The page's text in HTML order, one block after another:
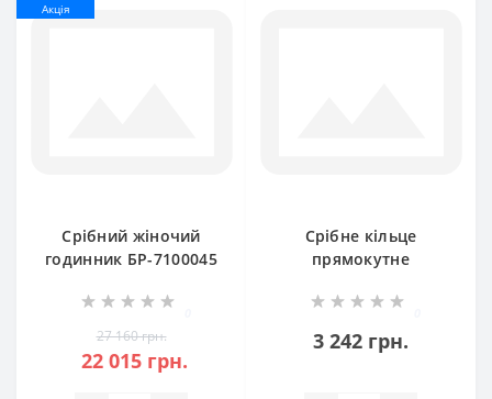
Акція
Срібний жіночий
годинник БР-7100045
27 160 грн.
22 015 грн.
Срібне кільце
прямокутне
3 242 грн.